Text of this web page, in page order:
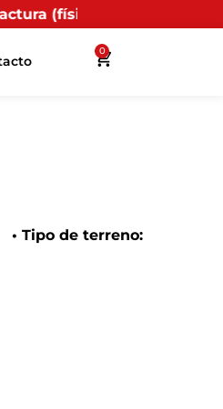
en uno de nuestros
0
• Tipo de terreno: